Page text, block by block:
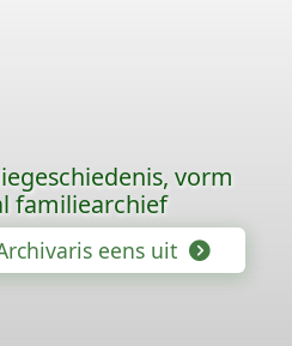
vorm
familiearchief
eens uit